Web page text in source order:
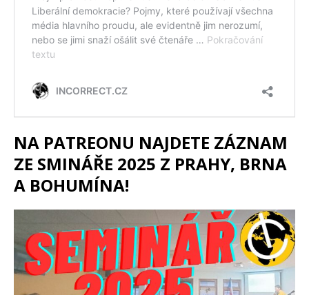
NA PATREONU NAJDETE ZÁZNAM
ZE SMINÁŘE 2025 Z PRAHY, BRNA
A BOHUMÍNA!